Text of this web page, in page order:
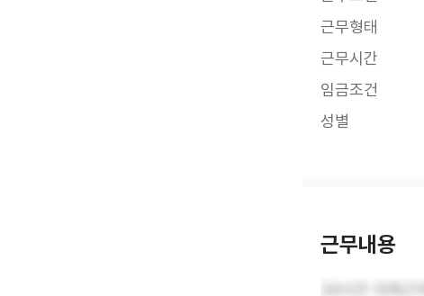
근무형태
근무시간
임금조건
성별
근무내용